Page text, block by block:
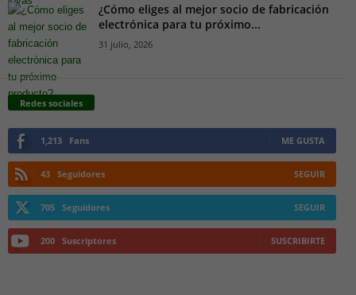
¿Cómo eliges al mejor socio de fabricación
electrónica para tu próximo...
31 julio, 2026
Redes sociales
1,213 Fans ME GUSTA
43 Seguidores SEGUIR
705 Seguidores SEGUIR
200 Suscriptores SUSCRIBIRTE